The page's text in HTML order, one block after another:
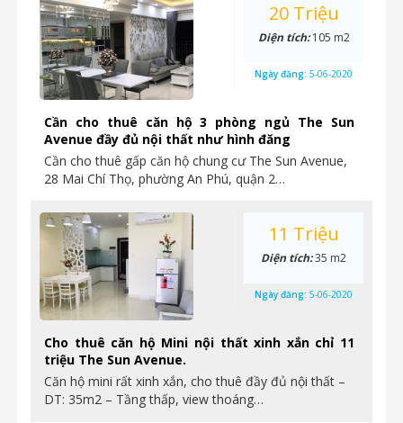
Cần cho thuê căn hộ 3 phòng ngủ The Sun
Avenue đầy đủ nội thất như hình đăng
Cần cho thuê gấp căn hộ chung cư The Sun Avenue,
28 Mai Chí Thọ, phường An Phú, quận 2…
20 Triệu
Diện tích:105 m2
Ngày đăng: 5-06-2020
Cho thuê căn hộ Mini nội thất xinh xắn chỉ 11
triệu The Sun Avenue.
Căn hộ mini rất xinh xắn, cho thuê đầy đủ nội thất –
DT: 35m2 – Tầng thấp, view thoáng…
11 Triệu
Diện tích:35 m2
Ngày đăng: 5-06-2020